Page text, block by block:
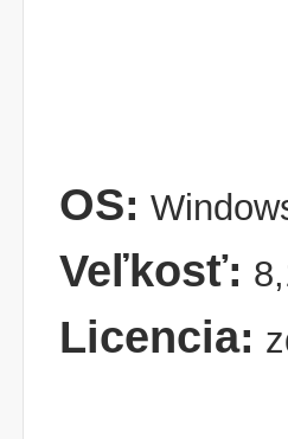
OS:
Veľkosť:
Licencia: